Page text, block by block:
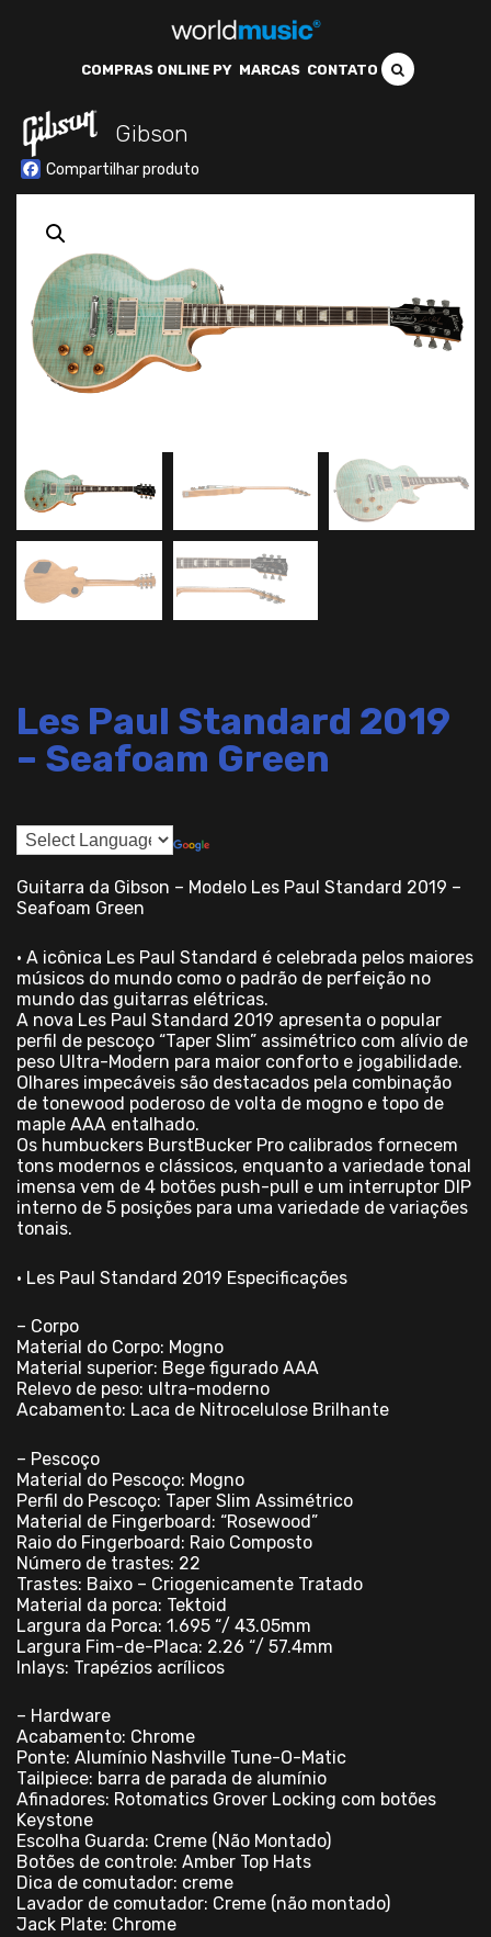
COMPRAS ONLINE PY MARCAS CONTATO
Gibson
Facebook
Les Paul Standard 2019
– Seafoam Green
Guitarra da Gibson – Modelo Les Paul Standard 2019 –
Seafoam Green
• A icônica Les Paul Standard é celebrada pelos maiores
músicos do mundo como o padrão de perfeição no
mundo das guitarras elétricas.
A nova Les Paul Standard 2019 apresenta o popular
perfil de pescoço “Taper Slim” assimétrico com alívio de
peso Ultra-Modern para maior conforto e jogabilidade.
Olhares impecáveis ​​são destacados pela combinação
de tonewood poderoso de volta de mogno e topo de
maple AAA entalhado.
Os humbuckers BurstBucker Pro calibrados fornecem
tons modernos e clássicos, enquanto a variedade tonal
imensa vem de 4 botões push-pull e um interruptor DIP
interno de 5 posições para uma variedade de variações
tonais.
• Les Paul Standard 2019 Especificações
– Corpo
Material do Corpo: Mogno
Material superior: Bege figurado AAA
Relevo de peso: ultra-moderno
Acabamento: Laca de Nitrocelulose Brilhante
– Pescoço
Material do Pescoço: Mogno
Perfil do Pescoço: Taper Slim Assimétrico
Material de Fingerboard: “Rosewood”
Raio do Fingerboard: Raio Composto
Número de trastes: 22
Trastes: Baixo – Criogenicamente Tratado
Material da porca: Tektoid
Largura da Porca: 1.695 “/ 43.05mm
Largura Fim-de-Placa: 2.26 “/ 57.4mm
Inlays: Trapézios acrílicos
– Hardware
Acabamento: Chrome
Ponte: Alumínio Nashville Tune-O-Matic
Tailpiece: barra de parada de alumínio
Afinadores: Rotomatics Grover Locking com botões
Keystone
Escolha Guarda: Creme (Não Montado)
Botões de controle: Amber Top Hats
Dica de comutador: creme
Lavador de comutador: Creme (não montado)
Jack Plate: Chrome